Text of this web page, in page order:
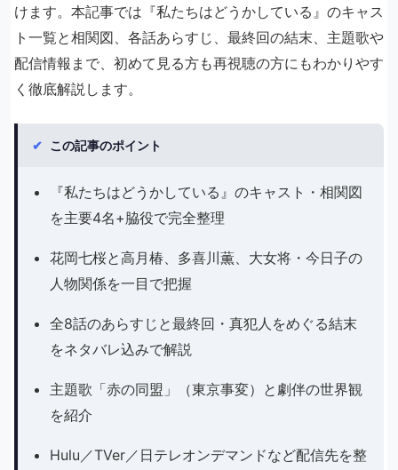
けます。本記事では『私たちはどうかしている』のキャス
ト一覧と相関図、各話あらすじ、最終回の結末、主題歌や
配信情報まで、初めて見る方も再視聴の方にもわかりやす
く徹底解説します。
✔ この記事のポイント
『私たちはどうかしている』のキャスト・相関図
を主要4名+脇役で完全整理
花岡七桜と高月椿、多喜川薫、大女将・今日子の
人物関係を一目で把握
全8話のあらすじと最終回・真犯人をめぐる結末
をネタバレ込みで解説
主題歌「赤の同盟」（東京事変）と劇伴の世界観
を紹介
Hulu／TVer／日テレオンデマンドなど配信先を整